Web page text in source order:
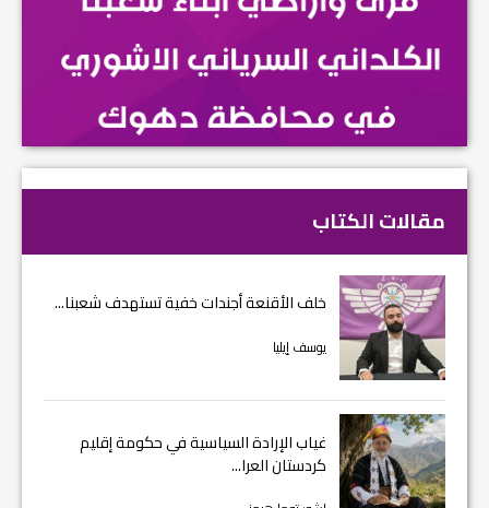
مقالات الكتاب
خلف الأقنعة أجندات خفية تستهدف شعبنا...
يوسف إيليا
غياب الإرادة السياسية في حكومة إقليم
كردستان العرا...